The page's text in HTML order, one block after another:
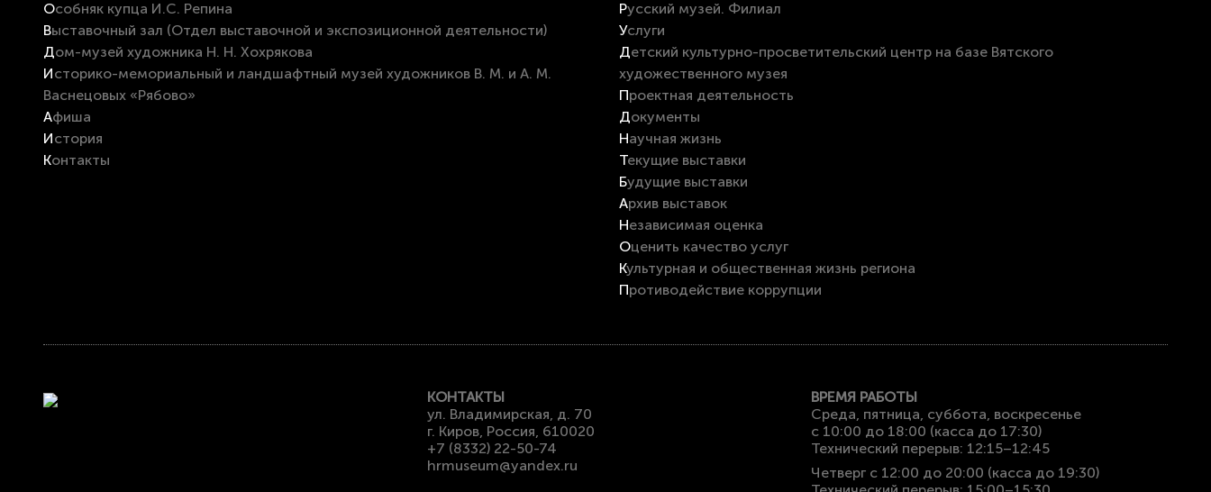
Особняк купца И.С. Репина
Выставочный зал (Отдел выставочной и экспозиционной деятельности)
Дом-музей художника Н. Н. Хохрякова
Историко-мемориальный и ландшафтный музей художников В. М. и А. М.
Васнецовых «Рябово»
Афиша
История
Контакты
Русский музей. Филиал
Услуги
Детский культурно-просветительский центр на базе Вятского
художественного музея
Проектная деятельность
Документы
Научная жизнь
Текущие выставки
Будущие выставки
Архив выставок
Независимая оценка
Оценить качество услуг
Культурная и общественная жизнь региона
Противодействие коррупции
КОНТАКТЫ
ул. Владимирская, д. 70
г. Киров, Россия, 610020
+7 (8332) 22-50-74
hrmuseum@yandex.ru
ВРЕМЯ РАБОТЫ
Среда, пятница, суббота, воскресенье
с 10:00 до 18:00 (касса до 17:30)
Технический перерыв: 12:15–12:45
Четверг с 12:00 до 20:00 (касса до 19:30)